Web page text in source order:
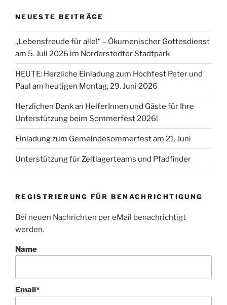
NEUESTE BEITRÄGE
„Lebensfreude für alle!“ – Ökumenischer Gottesdienst
am 5. Juli 2026 im Norderstedter Stadtpark
HEUTE: Herzliche Einladung zum Hochfest Peter und
Paul am heutigen Montag, 29. Juni 2026
Herzlichen Dank an HelferInnen und Gäste für Ihre
Unterstützung beim Sommerfest 2026!
Einladung zum Gemeindesommerfest am 21. Juni
Unterstützung für Zeltlagerteams und Pfadfinder
REGISTRIERUNG FÜR BENACHRICHTIGUNG
Bei neuen Nachrichten per eMail benachrichtigt
werden.
Name
Email*